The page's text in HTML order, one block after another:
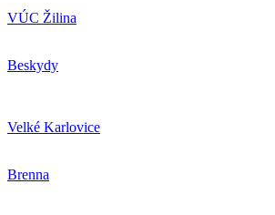
VÚC Žilina
Beskydy
Velké Karlovice
Brenna